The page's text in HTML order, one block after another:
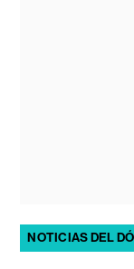
NOTICIAS DEL